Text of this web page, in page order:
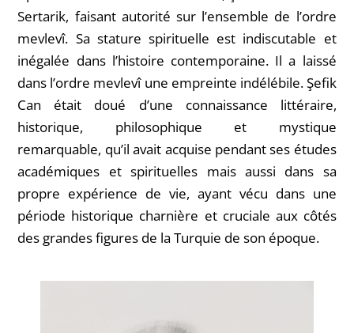
Sertarik, faisant autorité sur l’ensemble de l’ordre
mevlevî. Sa stature spirituelle est indiscutable et
inégalée dans l’histoire contemporaine. Il a laissé
dans l’ordre mevlevî une empreinte indélébile. Şefik
Can était doué d’une connaissance littéraire,
historique, philosophique et mystique
remarquable, qu’il avait acquise pendant ses études
académiques et spirituelles mais aussi dans sa
propre expérience de vie, ayant vécu dans une
période historique charnière et cruciale aux côtés
des grandes figures de la Turquie de son époque.